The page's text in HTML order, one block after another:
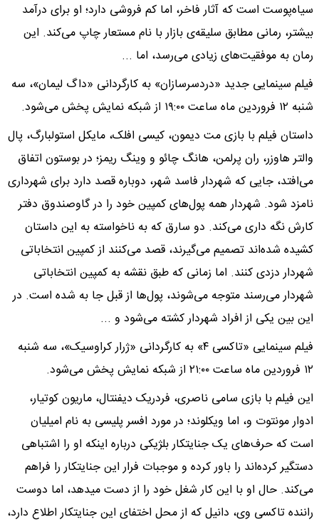
سیاه‌پوست است که آثار فاخر، اما کم فروشی دارد؛ او برای درآمد
بیشتر، رمانی مطابق سلیقه‌ی بازار با نام مستعار چاپ می‌کند. این
رمان به موفقیت‌های زیادی می‌رسد، اما ...
فیلم سینمایی جدید «دردسرسازان» به کارگردانی «داگ لیمان»، سه
شنبه ۱۲ فروردین ماه ساعت ۱۹:۰۰ از شبکه نمایش پخش می‌شود.
داستان فیلم با بازی مت دیمون، کیسی افلک، مایکل استولبارگ، پال
والتر هاوزر، ران پرلمن، هانگ چائو و وینگ ریمز؛ در بوستون اتفاق
می‌افتد، جایی که شهردار فاسد شهر، دوباره قصد دارد برای شهرداری
نامزد شود. شهردار همه پول‌های کمپین خود را در گاوصندوق دفتر
کارش نگه داری می‌کند. دو سارق که به ناخواسته به این داستان
کشیده شده‌اند تصمیم می‌گیرند، قصد می‌کنند از کمپین انتخاباتی
شهردار دزدی کنند. اما زمانی که طبق نقشه به کمپین انتخاباتی
شهردار می‌رسند متوجه می‌شوند، پول‌ها از قبل جا به شده است. در
این بین یکی از افراد شهردار کشته می‌شود و ...
فیلم سینمایی «تاکسی ۴» به کارگردانی «ژرار کراوسیک»، سه شنبه
۱۲ فروردین ماه ساعت ۲۱:۰۰ از شبکه نمایش پخش می‌شود.
این فیلم با بازی سامی ناصری، فردریک دیفنتال، ماریون کوتیار،
ادوار مونتوت و، اما ویکلوند؛ در مورد افسر پلیسی به نام امیلیان
است که حرف‌های یک جنایتکار بلژیکی درباره اینکه او را اشتباهی
دستگیر کرده‌اند را باور کرده و موجبات فرار این جنایتکار را فراهم
می‌کند. حال او با این کار شغل خود را از دست می‎دهد، اما دوست
راننده تاکسی وی، دانیل که از محل اختفای این جنایتکار اطلاع دارد،